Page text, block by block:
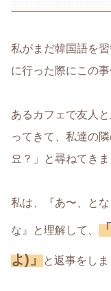
私がまだ韓国語を
に行った際にこの
あるカフェで友人
ってきて、私達の
요？」と尋ねてきま
私は、『あ〜、と
な』と理解して、
よ)」と返事をしま